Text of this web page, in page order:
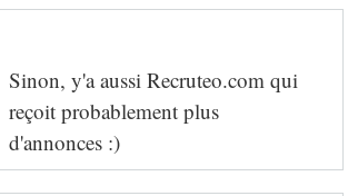
Sinon, y'a aussi Recruteo.com qui
reçoit probablement plus
d'annonces :)